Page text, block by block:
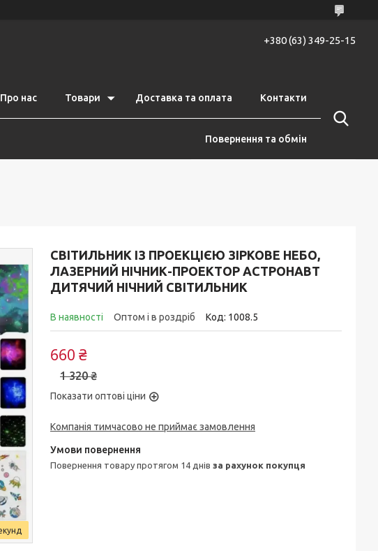
+380 (63) 349-25-15
Про нас Товари Доставка та оплата Контакти
Повернення та обмін
СВІТИЛЬНИК ІЗ ПРОЕКЦІЄЮ ЗІРКОВЕ НЕБО,
ЛАЗЕРНИЙ НІЧНИК-ПРОЕКТОР АСТРОНАВТ
ДИТЯЧИЙ НІЧНИЙ СВІТИЛЬНИК
В наявності Оптом і в роздріб Код: 1008.5
1 320 ₴
660 ₴
Показати оптові ціни
Компанія тимчасово не приймає замовлення
повернення товару протягом 14 днів за рахунок покупця